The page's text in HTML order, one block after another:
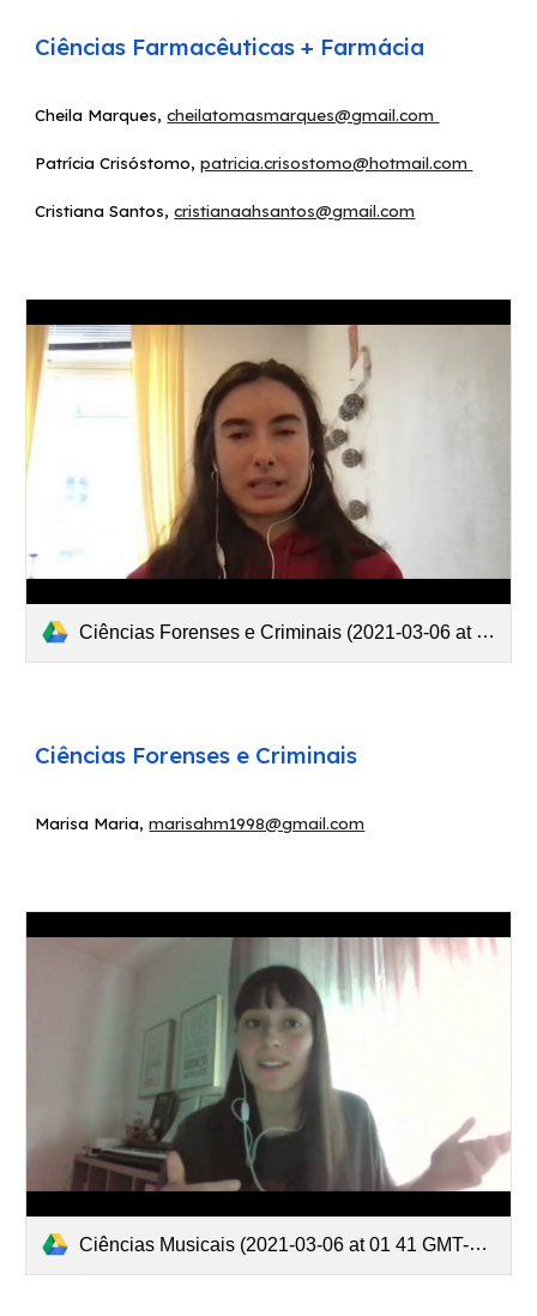
Ciências Farmacêuticas + Farmácia
Cheila Marques, cheilatomasmarques@gmail.com
Patrícia Crisóstomo,patricia.crisostomo@hotmail.com
Cristiana Santos,cristianaahsantos@gmail.com
Ciências Forenses e Criminais (2021-03-06 at 02 51 GMT-8).mp4
Ciências Forenses e Criminais
Marisa Maria,marisahm1998@gmail.com
Ciências Musicais (2021-03-06 at 01 41 GMT-8).mp4